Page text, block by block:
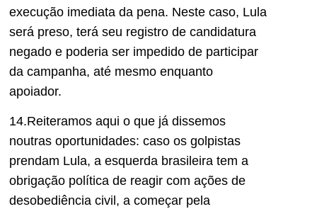
execução imediata da pena. Neste caso, Lula
será preso, terá seu registro de candidatura
negado e poderia ser impedido de participar
da campanha, até mesmo enquanto
apoiador.
14.Reiteramos aqui o que já dissemos
noutras oportunidades: caso os golpistas
prendam Lula, a esquerda brasileira tem a
obrigação política de reagir com ações de
desobediência civil, a começar pela